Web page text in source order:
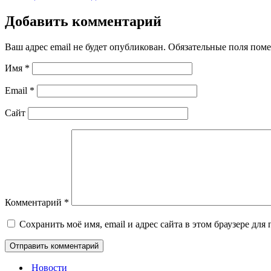
Добавить комментарий
Ваш адрес email не будет опубликован. Обязательные поля
Имя *
Email *
Сайт
Комментарий *
Сохранить моё имя, email и адрес сайта в этом браузере
Новости